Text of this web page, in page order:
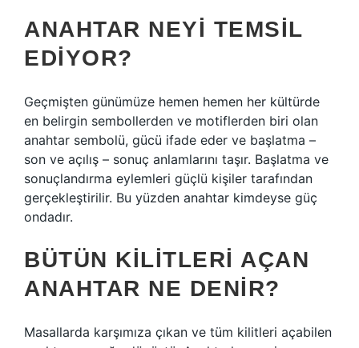
ANAHTAR NEYI TEMSIL
EDIYOR?
Geçmişten günümüze hemen hemen her kültürde
en belirgin sembollerden ve motiflerden biri olan
anahtar sembolü, gücü ifade eder ve başlatma –
son ve açılış – sonuç anlamlarını taşır. Başlatma ve
sonuçlandırma eylemleri güçlü kişiler tarafından
gerçekleştirilir. Bu yüzden anahtar kimdeyse güç
ondadır.
BÜTÜN KILITLERI AÇAN
ANAHTAR NE DENIR?
Masallarda karşımıza çıkan ve tüm kilitleri açabilen